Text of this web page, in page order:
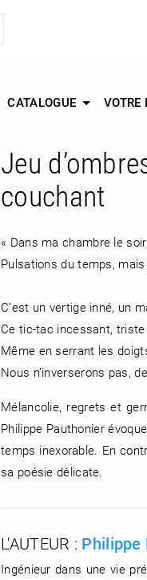
CATALOGUE VOTRE
Jeu
couchant
« Dans ma chambre le
Pulsations du temps,
C’est un vertige inné, un
Ce tic-tac incessant,
Même en serrant les
Nous n’inverserons pas,
Mélancolie, regrets et
Philippe Pauthonier
temps inexorable. En
sa poésie délicate.
L'AUTEUR : Philippe
Ingénieur dans une vie